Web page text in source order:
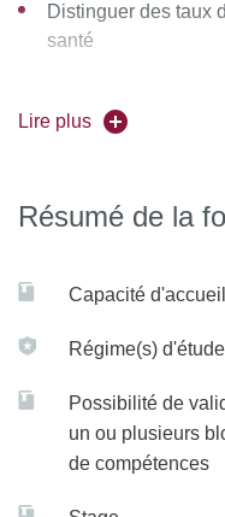
Distinguer des taux
santé
durables), définir un
positionner son
Définir le contexte
Déposer un brevet
Identifier leviers de
Développer une
Lire plus
Résumé de la
Capacité d'accueil
Régime(s) d'étude
Possibilité de
un ou plusieurs
de compétences